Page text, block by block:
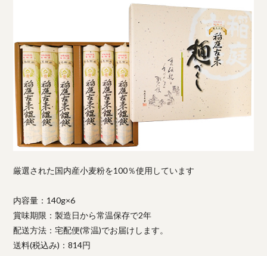
厳選された国内産小麦粉を100％使用しています
内容量：140g×6
賞味期限：製造日から常温保存で2年
配送方法：宅配便(常温)でお届けします。
送料(税込み)：814円